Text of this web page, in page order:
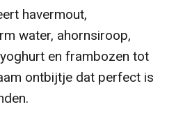
havermout,
water, ahornsiroop,
en frambozen tot
ontbijtje dat perfect is